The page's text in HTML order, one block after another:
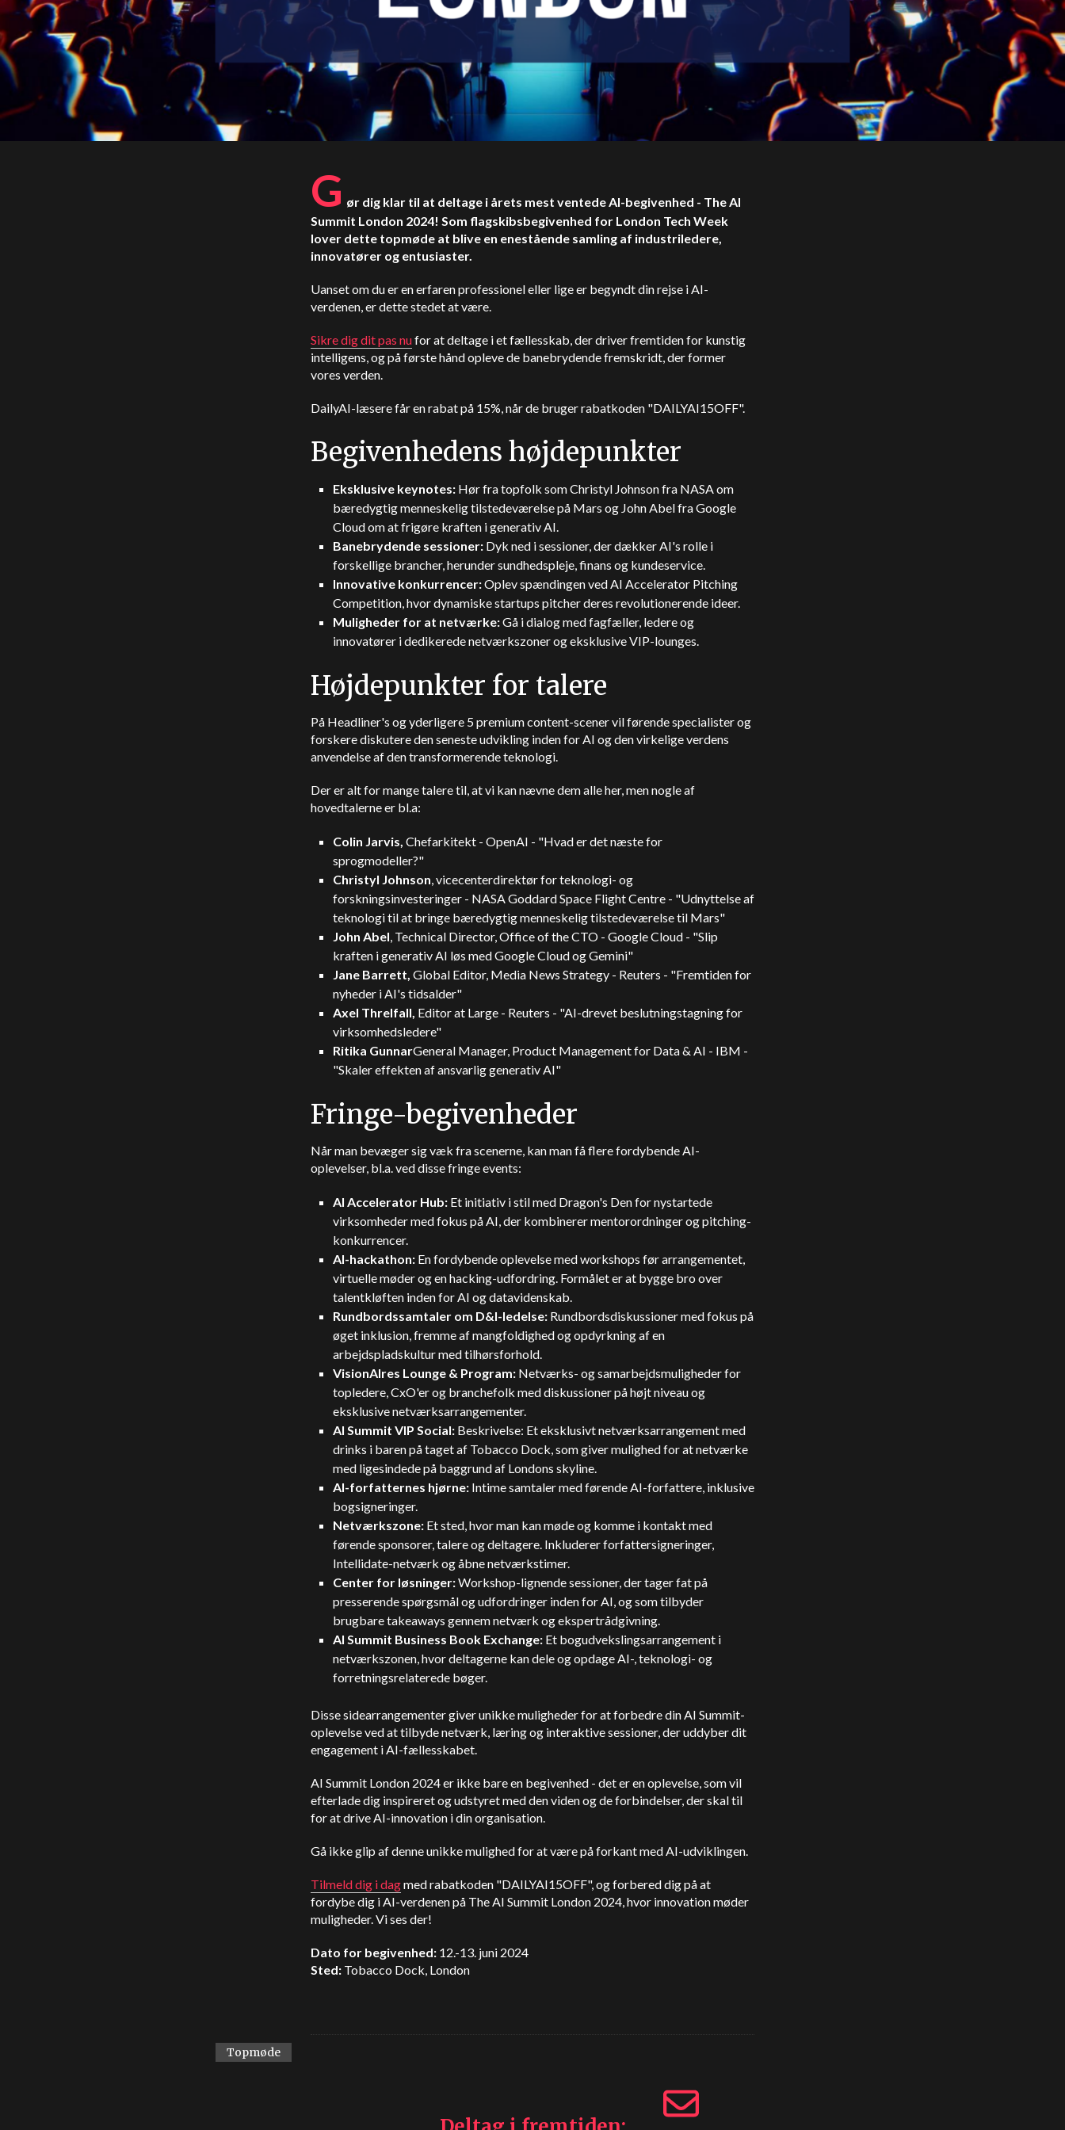
G ør dig klar til at deltage i årets mest ventede AI-begivenhed - The AI
Summit London 2024! Som flagskibsbegivenhed for London Tech Week
lover dette topmøde at blive en enestående samling af industriledere,
innovatører og entusiaster.
Uanset om du er en erfaren professionel eller lige er begyndt din rejse i AI-
verdenen, er dette stedet at være.
Sikre dig dit pas nufor at deltage i et fællesskab, der driver fremtiden for kunstig
intelligens, og på første hånd opleve de banebrydende fremskridt, der former
vores verden.
DailyAI-læsere får en rabat på 15%, når de bruger rabatkoden "DAILYAI15OFF".
Begivenhedens højdepunkter
Eksklusive keynotes: Hør fra topfolk som Christyl Johnson fra NASA om
bæredygtig menneskelig tilstedeværelse på Mars og John Abel fra Google
Cloud om at frigøre kraften i generativ AI.
Banebrydende sessioner: Dyk ned i sessioner, der dækker AI's rolle i
forskellige brancher, herunder sundhedspleje, finans og kundeservice.
Innovative konkurrencer:Oplev spændingen ved AI Accelerator Pitching
Competition, hvor dynamiske startups pitcher deres revolutionerende ideer.
Muligheder for at netværke:Gå i dialog med fagfæller, ledere og
innovatører i dedikerede netværkszoner og eksklusive VIP-lounges.
Højdepunkter for talere
På Headliner's og yderligere 5 premium content-scener vil førende specialister og
forskere diskutere den seneste udvikling inden for AI og den virkelige verdens
anvendelse af den transformerende teknologi.
Der er alt for mange talere til, at vi kan nævne dem alle her, men nogle af
hovedtalerne er bl.a:
Colin Jarvis, Chefarkitekt - OpenAI - "Hvad er det næste for
sprogmodeller?"
Christyl Johnson, vicecenterdirektør for teknologi- og
forskningsinvesteringer - NASA Goddard Space Flight Centre - "Udnyttelse af
teknologi til at bringe bæredygtig menneskelig tilstedeværelse til Mars"
John Abel, Technical Director, Office of the CTO - Google Cloud - "Slip
kraften i generativ AI løs med Google Cloud og Gemini"
Jane Barrett, Global Editor, Media News Strategy - Reuters - "Fremtiden for
nyheder i AI's tidsalder"
Axel Threlfall, Editor at Large - Reuters - "AI-drevet beslutningstagning for
virksomhedsledere"
Ritika GunnarGeneral Manager, Product Management for Data & AI - IBM -
"Skaler effekten af ansvarlig generativ AI"
Fringe-begivenheder
Når man bevæger sig væk fra scenerne, kan man få flere fordybende AI-
oplevelser, bl.a. ved disse fringe events:
AI Accelerator Hub: Et initiativ i stil med Dragon's Den for nystartede
virksomheder med fokus på AI, der kombinerer mentorordninger og pitching-
konkurrencer.
AI-hackathon: En fordybende oplevelse med workshops før arrangementet,
virtuelle møder og en hacking-udfordring. Formålet er at bygge bro over
talentkløften inden for AI og datavidenskab.
Rundbordssamtaler om D&I-ledelse: Rundbordsdiskussioner med fokus på
øget inklusion, fremme af mangfoldighed og opdyrkning af en
arbejdspladskultur med tilhørsforhold.
VisionAIres Lounge & Program: Netværks- og samarbejdsmuligheder for
topledere, CxO'er og branchefolk med diskussioner på højt niveau og
eksklusive netværksarrangementer.
AI Summit VIP Social: Beskrivelse: Et eksklusivt netværksarrangement med
drinks i baren på taget af Tobacco Dock, som giver mulighed for at netværke
med ligesindede på baggrund af Londons skyline.
AI-forfatternes hjørne: Intime samtaler med førende AI-forfattere, inklusive
bogsigneringer.
Netværkszone: Et sted, hvor man kan møde og komme i kontakt med
førende sponsorer, talere og deltagere. Inkluderer forfattersigneringer,
Intellidate-netværk og åbne netværkstimer.
Center for løsninger:Workshop-lignende sessioner, der tager fat på
presserende spørgsmål og udfordringer inden for AI, og som tilbyder
brugbare takeaways gennem netværk og ekspertrådgivning.
AI Summit Business Book Exchange: Et bogudvekslingsarrangement i
netværkszonen, hvor deltagerne kan dele og opdage AI-, teknologi- og
forretningsrelaterede bøger.
Disse sidearrangementer giver unikke muligheder for at forbedre din AI Summit-
oplevelse ved at tilbyde netværk, læring og interaktive sessioner, der uddyber dit
engagement i AI-fællesskabet.
AI Summit London 2024 er ikke bare en begivenhed - det er en oplevelse, som vil
efterlade dig inspireret og udstyret med den viden og de forbindelser, der skal til
for at drive AI-innovation i din organisation.
Gå ikke glip af denne unikke mulighed for at være på forkant med AI-udviklingen.
Tilmeld dig i dagmed rabatkoden "DAILYAI15OFF", og forbered dig på at
fordybe dig i AI-verdenen på The AI Summit London 2024, hvor innovation møder
muligheder. Vi ses der!
Dato for begivenhed: 12.-13. juni 2024
Sted: Tobacco Dock, London
Topmøde